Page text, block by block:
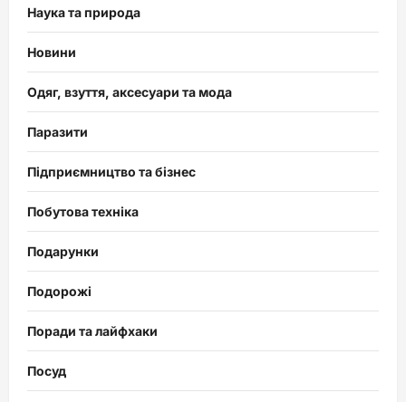
Наука та природа
Новини
Одяг, взуття, аксесуари та мода
Паразити
Підприємництво та бізнес
Побутова техніка
Подарунки
Подорожі
Поради та лайфхаки
Посуд